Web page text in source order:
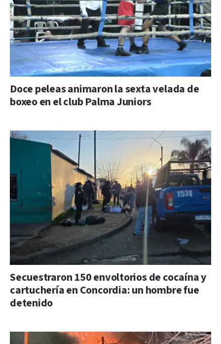
Doce peleas animaron la sexta velada de
boxeo en el club Palma Juniors
Secuestraron 150 envoltorios de cocaína y
cartuchería en Concordia: un hombre fue
detenido